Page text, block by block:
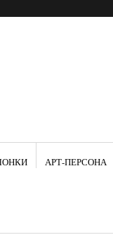
АРТ-ПЕРСОНА